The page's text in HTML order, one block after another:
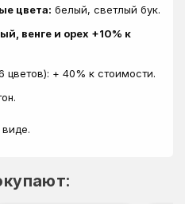
цвета: белый, светлый бук.
венге и орех +10% к
цветов): + 40% к стоимости.
.